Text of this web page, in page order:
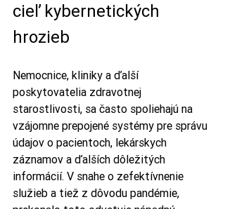
cieľ kybernetických
hrozieb
Nemocnice, kliniky a ďalší
poskytovatelia zdravotnej
starostlivosti, sa často spoliehajú na
vzájomne prepojené systémy pre správu
údajov o pacientoch, lekárskych
záznamov a ďalších dôležitých
informácií. V snahe o zefektívnenie
služieb a tiež z dôvodu pandémie,